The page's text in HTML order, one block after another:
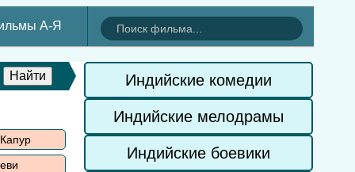
А-Я
Индийские комедии
Индийские мелодрамы
Индийские боевики